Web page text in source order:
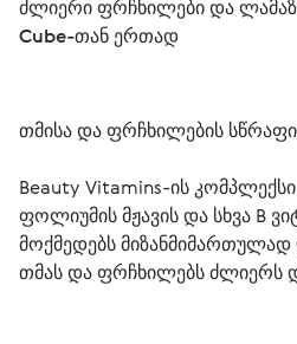
ძლიერი ფრჩხილები და
Cube-თან ერთად
თმისა და ფრჩხილების
Beauty Vitamins-ის
ფოლიუმის მჟავის და სხვა B
მოქმედებს
თმას და ფრჩხილებს ძლიერს